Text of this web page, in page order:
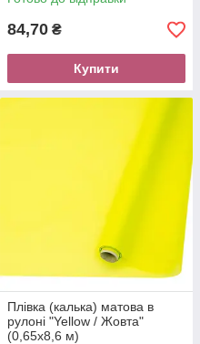
84,70 ₴
Купити
Плівка (калька) матова в
рулоні "Yellow / Жовта"
(0,65х8,6 м)